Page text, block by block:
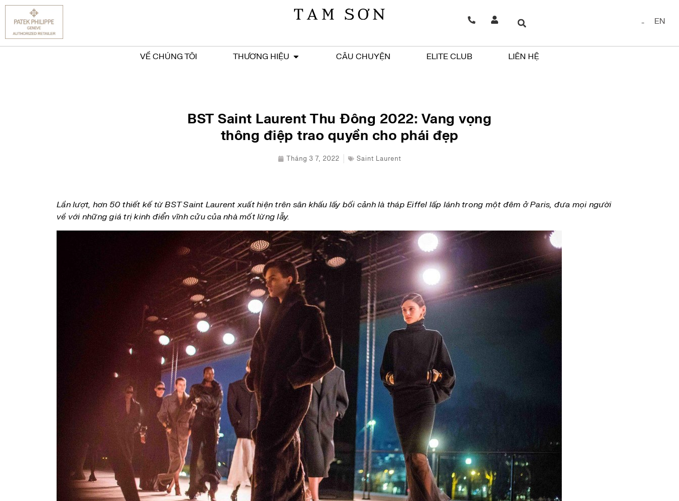
EN
VỀ CHÚNG TÔI THƯƠNG HIỆU CÂU CHUYỆN ELITE CLUB LIÊN HỆ
BST Saint Laurent Thu Đông 2022: Vang vọng
thông điệp trao quyền cho phái đẹp
Tháng 3 7, 2022 Saint Laurent
Lần lượt, hơn 50 thiết kế từ BST Saint Laurent xuất hiện trên sân khấu lấy bối cảnh là tháp Eiffel lấp lánh trong một đêm ở Paris, đưa mọi người
về với những giá trị kinh điển vĩnh cửu của nhà mốt lừng lẫy.